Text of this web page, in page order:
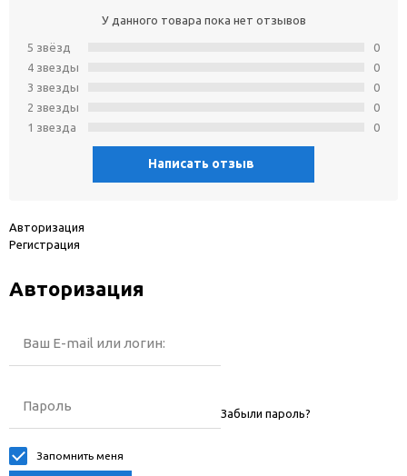
У данного товара пока нет отзывов
5 звёзд
4 звeзды
3 звeзды
2 звeзды
1 звeзда
0
0
0
0
0
Написать отзыв
Авторизация
Регистрация
Авторизация
Ваш E-mail или логин:
Пароль Забыли пароль?
Запомнить меня